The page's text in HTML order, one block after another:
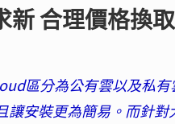
新 合理價格換
區分為公有雲以及私
讓安裝更為簡易。而針